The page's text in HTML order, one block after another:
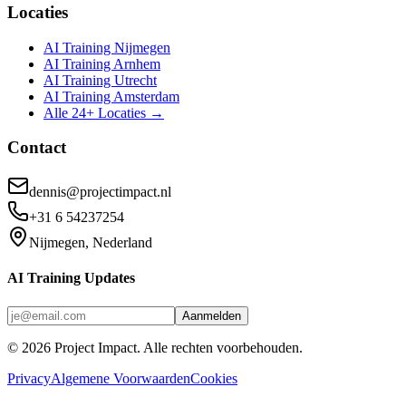
Locaties
AI Training Nijmegen
AI Training Arnhem
AI Training Utrecht
AI Training Amsterdam
Alle 24+ Locaties →
Contact
dennis@projectimpact.nl
+31 6 54237254
Nijmegen, Nederland
AI Training Updates
Aanmelden
© 2026 Project Impact. Alle rechten voorbehouden.
PrivacyAlgemene VoorwaardenCookies